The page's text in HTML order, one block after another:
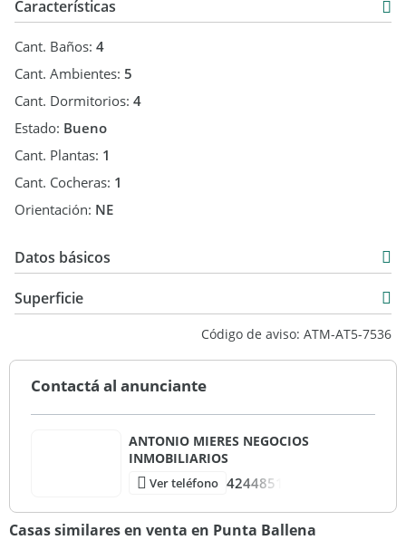
Características
Cant. Baños: 4
Cant. Ambientes: 5
Cant. Dormitorios: 4
Estado: Bueno
Cant. Plantas: 1
Cant. Cocheras: 1
Orientación: NE
Datos básicos
USD 3.900.000
Superficie
565 m2
Código de aviso: ATM-AT5-7536
Contactá al anunciante
ANTONIO MIERES NEGOCIOS
INMOBILIARIOS
Ver teléfono 4244851
Casas similares en venta en Punta Ballena